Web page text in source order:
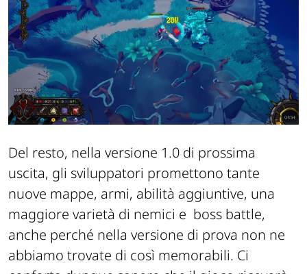
Del resto, nella versione 1.0 di prossima
uscita, gli sviluppatori promettono tante
nuove mappe, armi, abilità aggiuntive, una
maggiore varietà di nemici e boss battle,
anche perché nella versione di prova non ne
abbiamo trovate di così memorabili. Ci